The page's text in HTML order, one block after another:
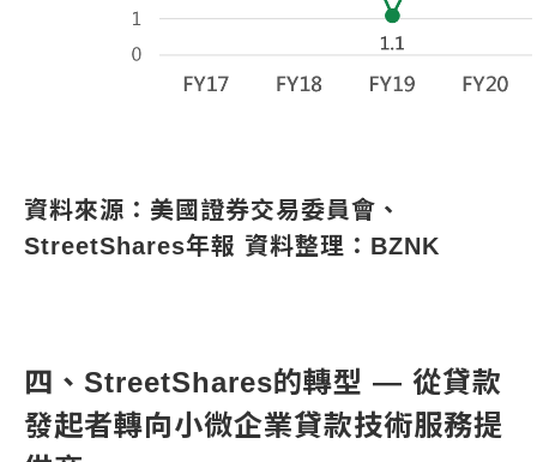
資料來源：美國證券交易委員會、
StreetShares年報 資料整理：BZNK
四、StreetShares的轉型 — 從貸款
發起者轉向小微企業貸款技術服務提